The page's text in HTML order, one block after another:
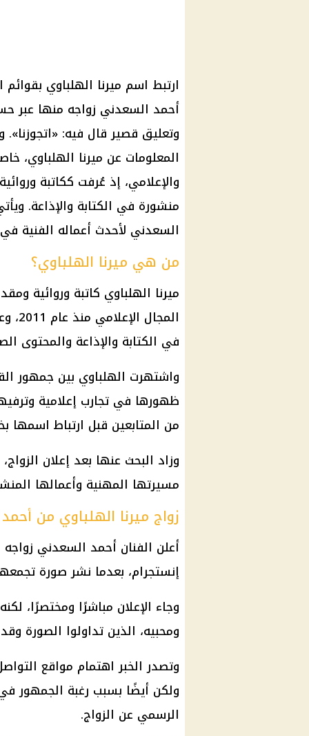
ارتبط اسم ميرنا الهلباوي
أحمد السعدني زواجه منها عبر
وتعليق قصير قال فيه: «اتجوزنا».
المعلومات عن ميرنا الهلباوي،
والإعلامي، إذ عُرفت ككاتبة
منشورة في الكتابة والإذاعة.
السعدني لأحدث أعماله الفنية
من هي ميرنا الهلباوي؟
ميرنا الهلباوي كاتبة وروائية
في الكتابة والإذاعة والمحتوى
واشتهرت الهلباوي بين جمهور
ظهورها في تجارب إعلامية
من المتابعين قبل ارتباط اسمها
وزاد البحث عنها بعد إعلان
مسيرتها المهنية وأعمالها
زواج ميرنا الهلباوي من
أعلن الفنان أحمد السعدني
إنستجرام، بعدما نشر صورة
وجاء الإعلان مباشرًا ومختصرًا،
ومحبيه، الذين تداولوا الصورة
وتصدر الخبر اهتمام مواقع
ولكن أيضًا بسبب رغبة الجمهور في
الرسمي عن الزواج.